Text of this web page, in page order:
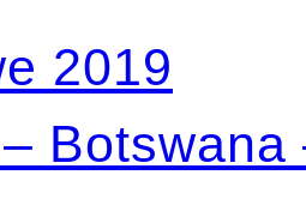
2019
Botswana